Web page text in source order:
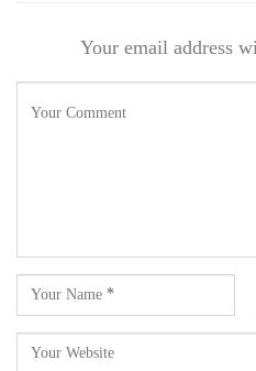
Your email address